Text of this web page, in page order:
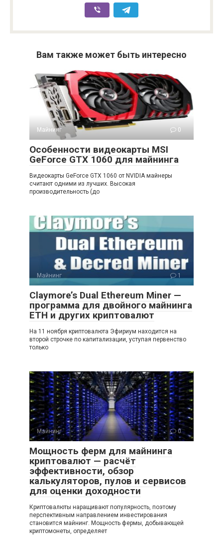
Вам также может быть интересно
Майнинг 0
Особенности видеокарты MSI
GeForce GTX 1060 для майнинга
Видеокарты GeForce GTX 1060 от NVIDIA майнеры
считают одними из лучших. Высокая
производительность (до
Майнинг 1
Claymore’s Dual Ethereum Miner —
программа для двойного майнинга
ETH и других криптовалют
На 11 ноября криптовалюта Эфириум находится на
второй строчке по капитализации, уступая первенство
только
Майнинг 0
Мощность ферм для майнинга
криптовалют — расчёт
эффективности, обзор
калькуляторов, пулов и сервисов
для оценки доходности
Криптовалюты наращивают популярность, поэтому
перспективным направлением инвестирования
становится майнинг. Мощность фермы, добывающей
криптомонеты, определяет